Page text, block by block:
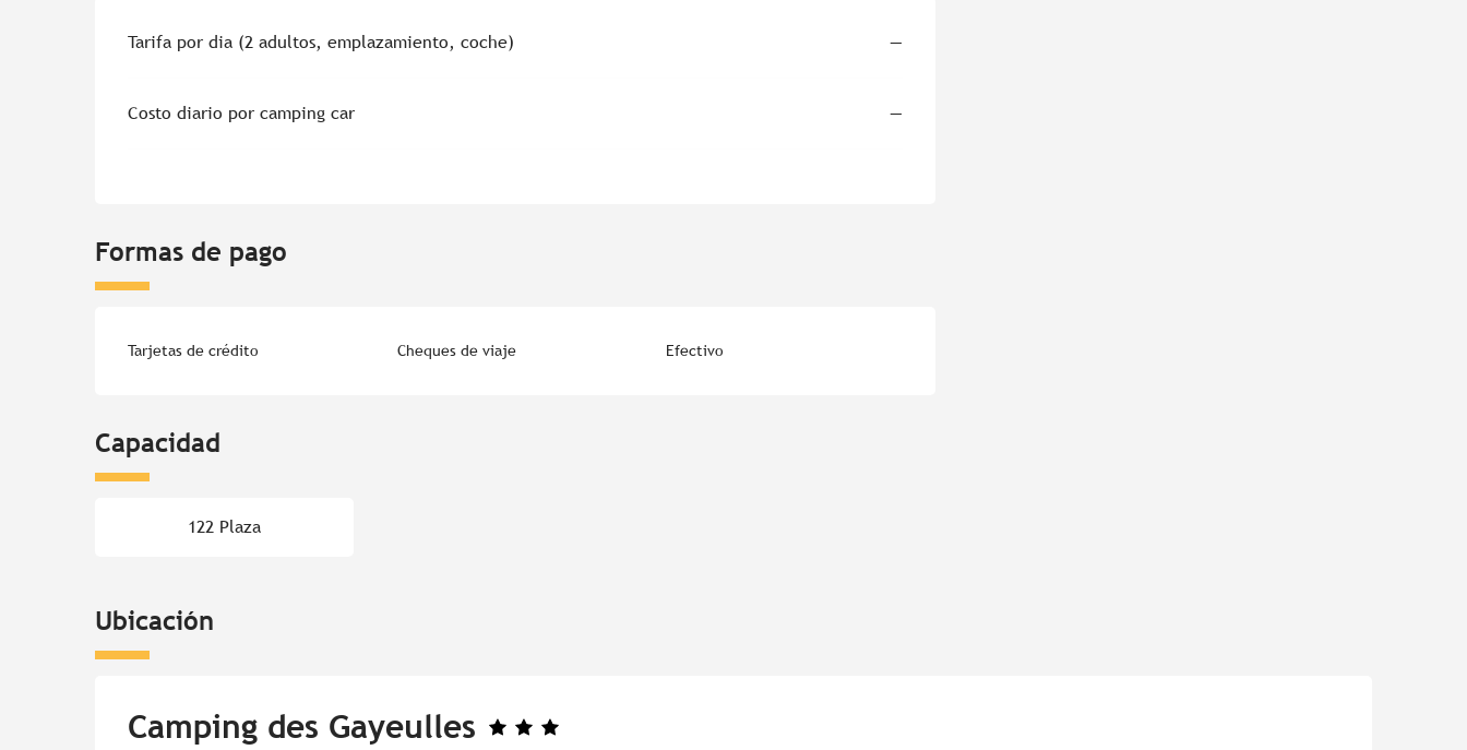
Tarifas 2026
Tarifa por dia (2 adultos, emplazamiento, coche) —
Costo diario por camping car —
Formas de pago
Tarjetas de crédito Cheques de viaje Efectivo
Capacidad
122 Plaza
Ubicación
Camping des Gayeulles